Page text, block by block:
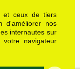
et ceux de tiers
d'améliorer nos
internautes sur
navigateur